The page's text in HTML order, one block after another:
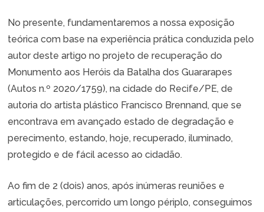
No presente, fundamentaremos a nossa exposição
teórica com base na experiência prática conduzida pelo
autor deste artigo no projeto de recuperação do
Monumento aos Heróis da Batalha dos Guararapes
(Autos n.º 2020/1759), na cidade do Recife/PE, de
autoria do artista plástico Francisco Brennand, que se
encontrava em avançado estado de degradação e
perecimento, estando, hoje, recuperado, iluminado,
protegido e de fácil acesso ao cidadão.
Ao fim de 2 (dois) anos, após inúmeras reuniões e
articulações, percorrido um longo périplo, conseguimos